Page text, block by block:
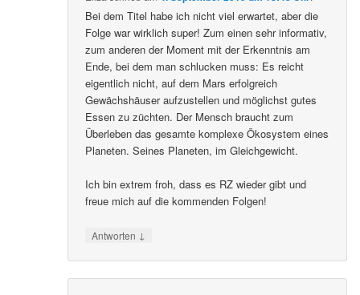
Bei dem Titel habe ich nicht viel erwartet, aber die
Folge war wirklich super! Zum einen sehr informativ,
zum anderen der Moment mit der Erkenntnis am
Ende, bei dem man schlucken muss: Es reicht
eigentlich nicht, auf dem Mars erfolgreich
Gewächshäuser aufzustellen und möglichst gutes
Essen zu züchten. Der Mensch braucht zum
Überleben das gesamte komplexe Ökosystem eines
Planeten. Seines Planeten, im Gleichgewicht.
Ich bin extrem froh, dass es RZ wieder gibt und
freue mich auf die kommenden Folgen!
Antworten ↓